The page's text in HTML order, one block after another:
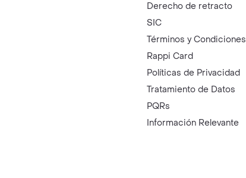
Derecho de retracto
SIC
Términos y Condiciones
Rappi Card
Políticas de Privacidad
Tratamiento de Datos
PQRs
Información Relevante